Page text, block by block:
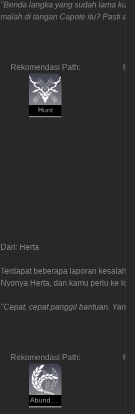
"Benda langka yang sudah lama
malah di tangan Capote itu? Pasti
Rekomendasi Path:
Hunt
Dari: Herta
Terdapat beberapa laporan
Nyonya Herta, dan kamu perlu ke
"Cepat, cepat panggil bantuan.
Rekomendasi Path: